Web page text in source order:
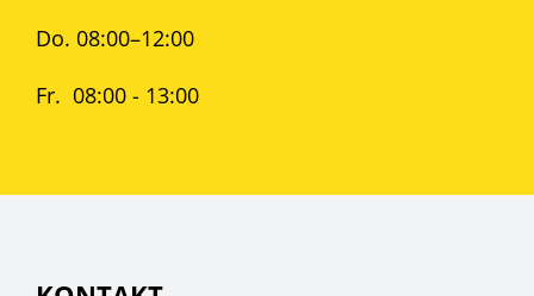
Do. 08:00–12:00
Fr. 08:00 - 13:00